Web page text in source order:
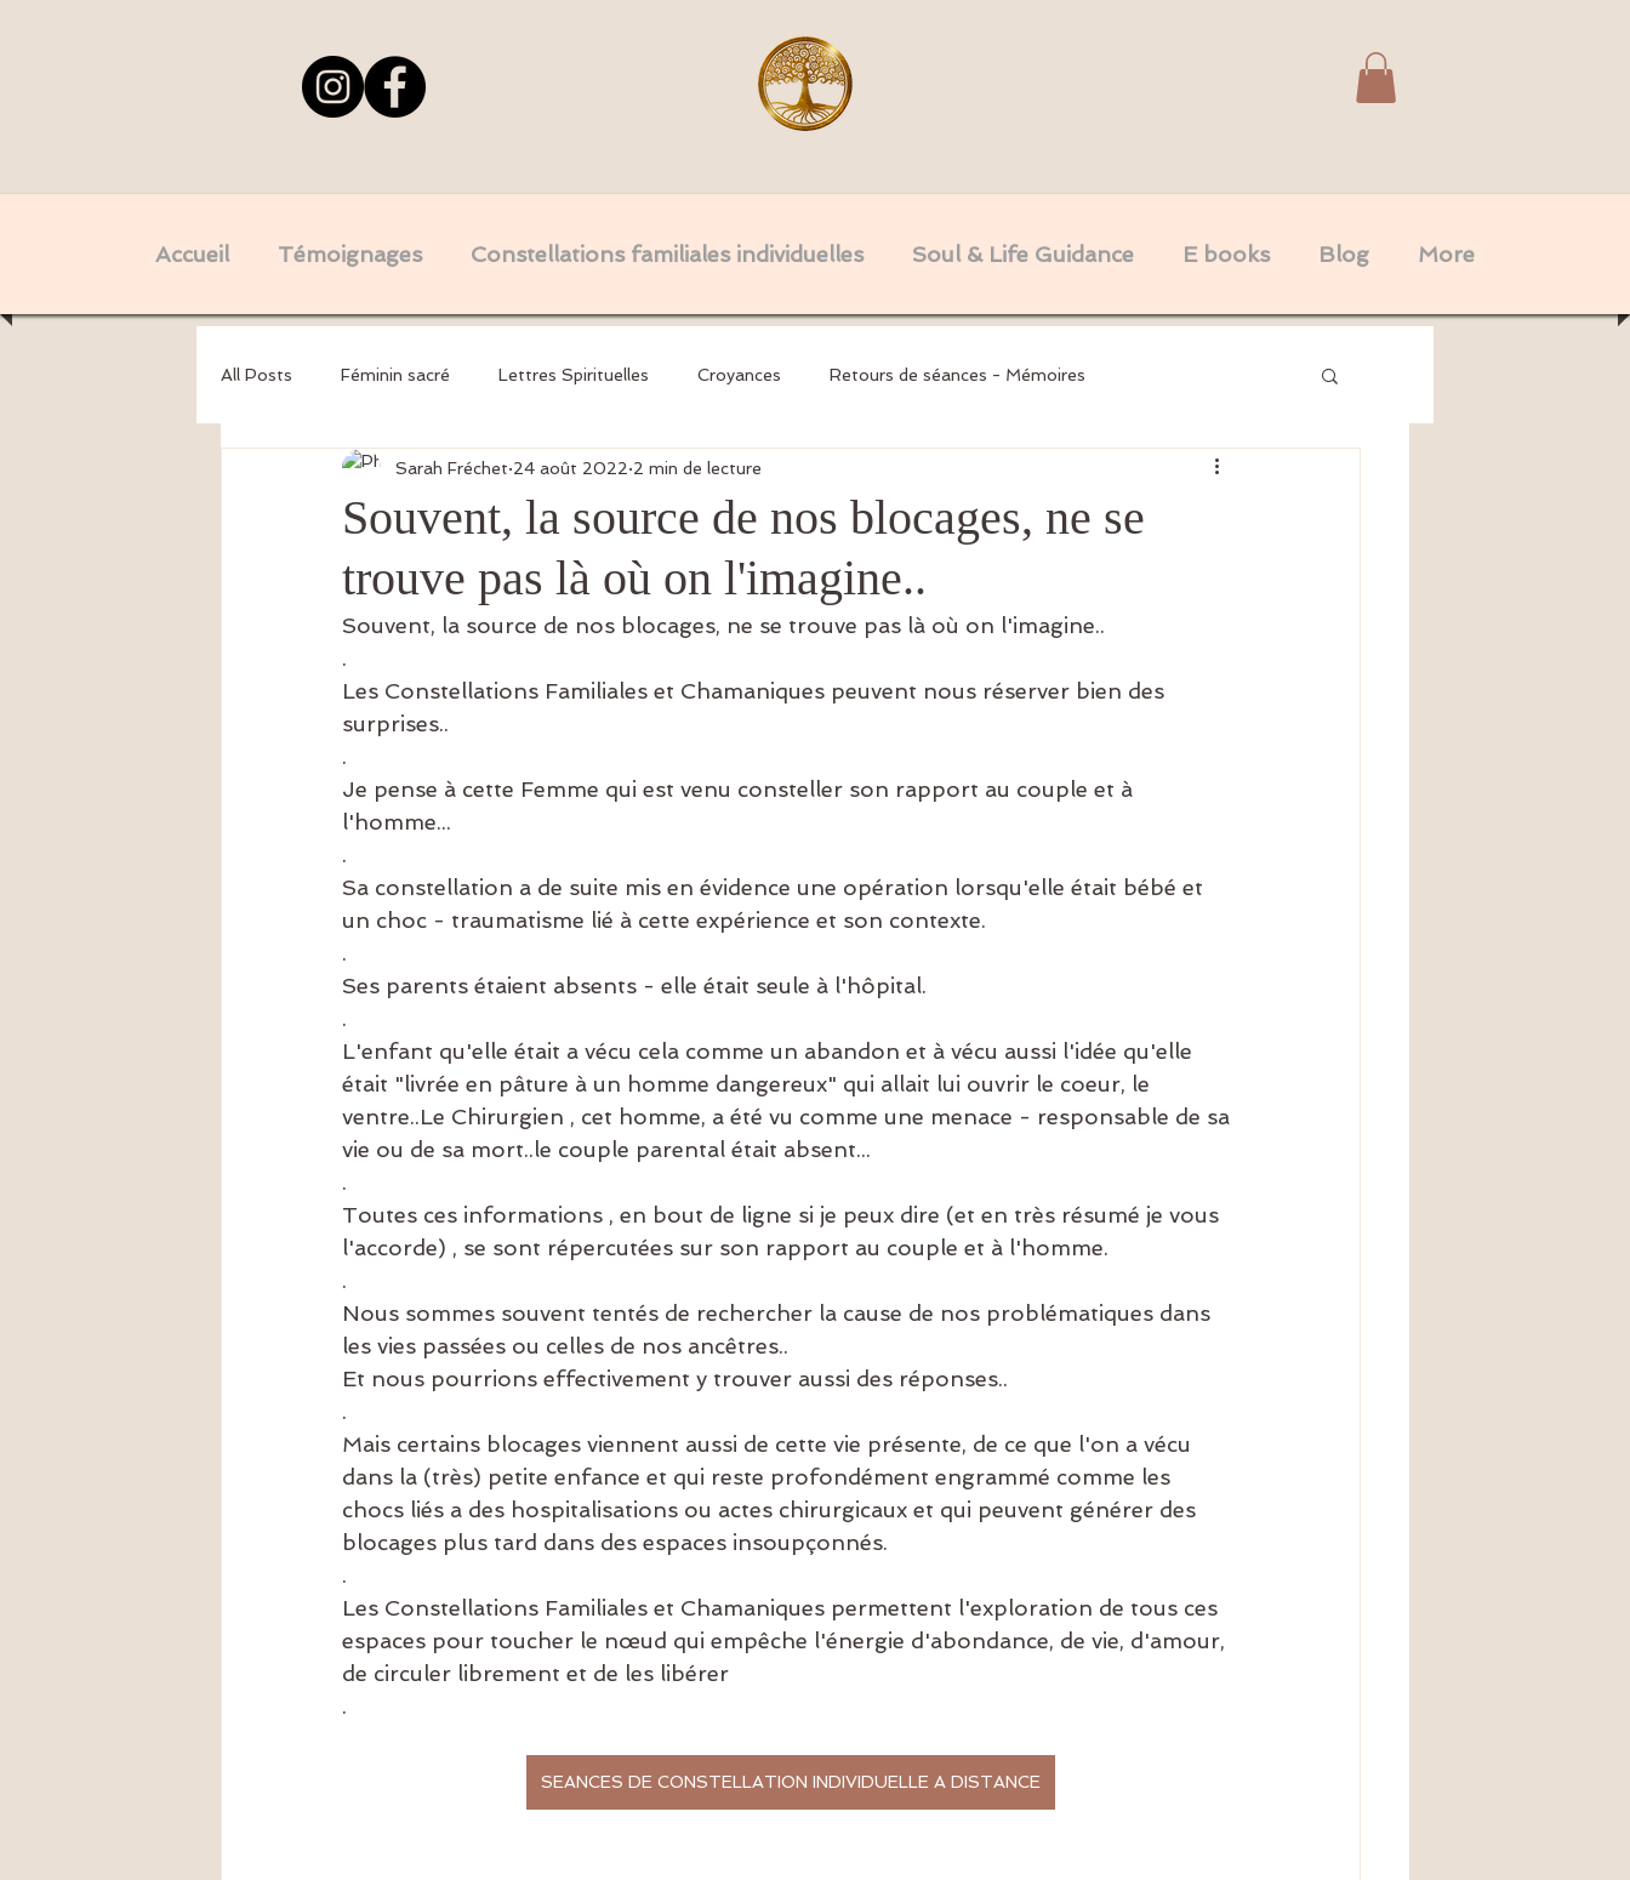
Accueil Témoignages Constellations familiales individuelles Soul & Life Guidance E books Blog More
All Posts Féminin sacré Lettres Spirituelles Croyances Retours de séances - Mémoires
Psychogénéalogie - Mémoires transgé Invocations Couple
épigénétique transgénérationnel
Souvent, la source de nos blocages, ne se
trouve pas là où on l'imagine..
Sarah Fréchet 24 août 2022 2 min de lecture
Souvent, la source de nos blocages, ne se trouve pas là où on l'imagine..
.
Les Constellations Familiales et Chamaniques peuvent nous réserver bien des
surprises..
.
Je pense à cette Femme qui est venu consteller son rapport au couple et à
l'homme...
.
Sa constellation a de suite mis en évidence une opération lorsqu'elle était bébé et
un choc - traumatisme lié à cette expérience et son contexte.
.
Ses parents étaient absents - elle était seule à l'hôpital.
.
L'enfant qu'elle était a vécu cela comme un abandon et à vécu aussi l'idée qu'elle
était "livrée en pâture à un homme dangereux" qui allait lui ouvrir le coeur, le
ventre..Le Chirurgien , cet homme, a été vu comme une menace - responsable de sa
vie ou de sa mort..le couple parental était absent...
.
Toutes ces informations , en bout de ligne si je peux dire (et en très résumé je vous
l'accorde) , se sont répercutées sur son rapport au couple et à l'homme.
.
Nous sommes souvent tentés de rechercher la cause de nos problématiques dans
les vies passées ou celles de nos ancêtres..
Et nous pourrions effectivement y trouver aussi des réponses..
.
Mais certains blocages viennent aussi de cette vie présente, de ce que l'on a vécu
dans la (très) petite enfance et qui reste profondément engrammé comme les
chocs liés a des hospitalisations ou actes chirurgicaux et qui peuvent générer des
blocages plus tard dans des espaces insoupçonnés.
.
Les Constellations Familiales et Chamaniques permettent l'exploration de tous ces
espaces pour toucher le nœud qui empêche l'énergie d'abondance, de vie, d'amour,
de circuler librement et de les libérer
.
SEANCES DE CONSTELLATION INDIVIDUELLE A DISTANCE